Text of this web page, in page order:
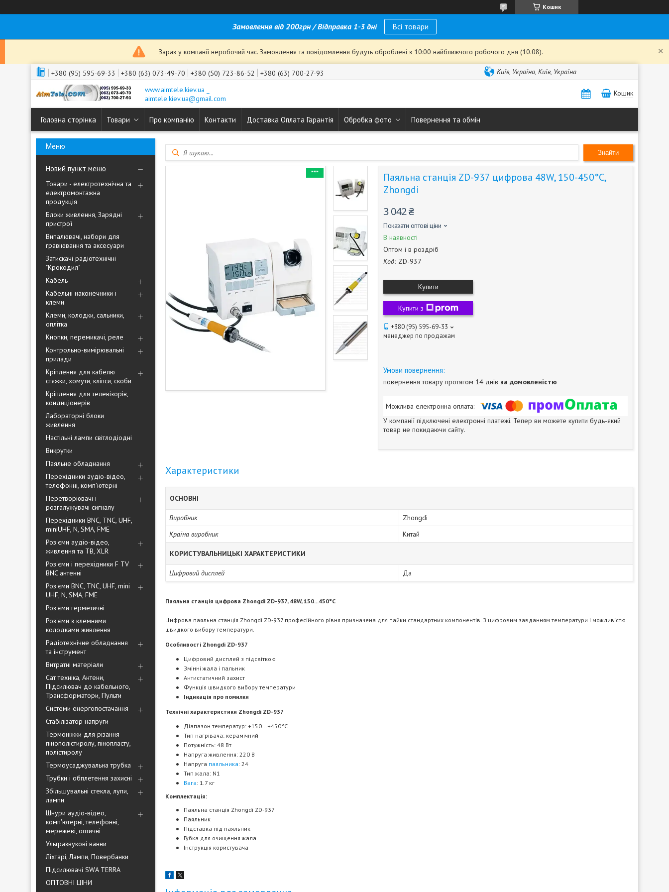
Кошик
Замовлення від 200грн / Відправка 1-3 дні Всі товари
Зараз у компанії неробочий час. Замовлення та повідомлення будуть оброблені з 10:00 найближчого робочого дня (10.08).
+380 (95) 595-69-33 +380 (63) 073-49-70 +380 (50) 723-86-52 +380 (63) 700-27-93
Київ, Україна, Київ, Україна
www.aimtele.kiev.ua _
aimtele.kiev.ua@gmail.com
Кошик
Головна сторінка Товари Про компанію Контакти Доставка Оплата Гарантія Обробка фото Повернення та обмін
Новий пункт меню
Товари - електротехнічна та
електромонтажна
продукція
Блоки живлення, Зарядні
пристрої
Випалювачі, набори для
гравіювання та аксесуари
Затискачі радіотехнічні
"Крокодил"
Кабель
Кабельні наконечники і
клеми
Клеми, колодки, сальники,
оплітка
Кнопки, перемикачі, реле
Контрольно-вимірювальні
прилади
Кріплення для кабелю
стяжки, хомути, кліпси, скоби
Кріплення для телевізорів,
кондиціонерів
Лабораторні блоки
живлення
Настільні лампи світлодіодні
Викрутки
Паяльне обладнання
Перехідники аудіо-відео,
телефонні, комп'ютерні
Перетворювачі і
розгалужувачі сигналу
Перехідники BNC, TNC, UHF,
miniUHF, N, SMA, FME
Роз'єми аудіо-відео,
живлення та ТВ, XLR
Роз'єми і перехідники F TV
BNC антенні
Роз'єми BNC, TNC, UHF, mini
UHF, N, SMA, FME
Роз'єми герметичні
Роз'єми з клемними
колодками живлення
Радіотехнічне обладнання
та інструмент
Витратні матеріали
Сат техніка, Антени,
Підсилювач до кабельного,
Трансформатори, Пульти
Системи енергопостачання
Стабілізатор напруги
Термоніжки для різання
пінополістиролу, пінопласту,
полістиролу
Термоусаджувальна трубка
Трубки і обплетення захисні
Збільшувальні стекла, лупи,
лампи
Шнури аудіо-відео,
комп'ютерні, телефонні,
мережеві, оптичні
Ультразвукові ванни
Ліхтарі, Лампи, Повербанки
Підсилювачі SWA TERRA
ОПТОВНІ ЦІНИ
Знайти
***
Паяльна станція ZD-937 цифрова 48W, 150-450°C,
Zhongdi
3 042 ₴
Показати оптові ціни
В наявності
Оптом і в роздріб
Код: ZD-937
Купити
Купити з
+380 (95) 595-69-33
менеджер по продажам
повернення товару протягом 14 днів за домовленістю
У компанії підключені електронні платежі. Тепер ви можете купити будь-який
товар не покидаючи сайту.
Характеристики
ОСНОВНІ
Виробник
Zhongdi
Країна виробник
Китай
КОРИСТУВАЛЬНИЦЬКІ ХАРАКТЕРИСТИКИ
Цифровий дисплей Да
Паяльна станція цифрова Zhongdi ZD-937, 48W, 150...450°C
Цифрова паяльна станція Zhongdi ZD-937 професійного рівня призначена для пайки стандартних компонентів. З цифровим завданням температури і можливістю
швидкого вибору температури.
Особливості Zhongdi ZD-937
Цифровий дисплей з підсвіткою
Змінні жала і пальник
Антистатичний захист
Функція швидкого вибору температури
Індикація про помилки
Технічні характеристики Zhongdi ZD-937
Діапазон температур: +150...+450°C
Тип нагрівача: керамічний
Потужність: 48 Вт
Напруга живлення: 220 В
Напруга паяльника: 24
Тип жала: N1
Вага: 1.7 кг
Комплектація:
Паяльна станція Zhongdi ZD-937
Паяльник
Підставка під паяльник
Губка для очищення жала
Інструкція користувача